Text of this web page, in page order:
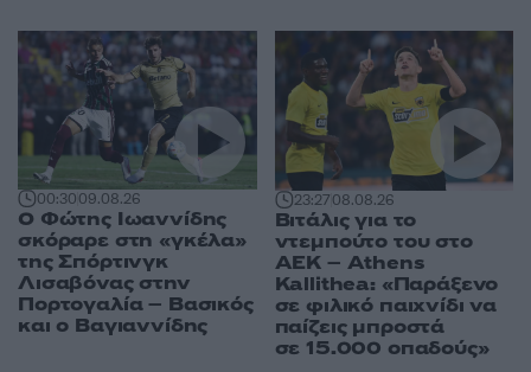
00:3009.08.26
Ο Φώτης Ιωαννίδης
σκόραρε στη «γκέλα»
της Σπόρτινγκ
Λισαβόνας στην
Πορτογαλία – Βασικός
και ο Βαγιαννίδης
23:2708.08.26
Βιτάλις για το
ντεμπούτο του στο
ΑΕΚ – Athens
Kallithea: «Παράξενο
σε φιλικό παιχνίδι να
παίζεις μπροστά
σε 15.000 οπαδούς»